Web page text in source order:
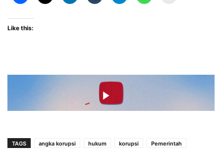
Like this:
TAGS angka korupsi hukum korupsi
Pemerintah